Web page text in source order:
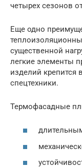
четырех сезонов
Еще одно
существенной
легкие элементы
изделий крепится
спецтехники.
Термофасадные